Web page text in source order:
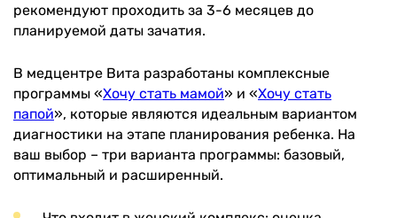
рекомендуют проходить за 3-6 месяцев до
планируемой даты зачатия.
В медцентре Вита разработаны комплексные
программы «Хочу стать мамой» и «Хочу стать
папой», которые являются идеальным вариантом
диагностики на этапе планирования ребенка. На
ваш выбор – три варианта программы: базовый,
оптимальный и расширенный.